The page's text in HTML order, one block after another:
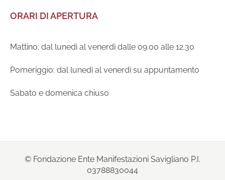
ORARI DI APERTURA
Mattino: dal lunedì al venerdì dalle 09.00 alle 12.30
Pomeriggio: dal lunedì al venerdì su appuntamento
Sabato e domenica chiuso
© Fondazione Ente Manifestazioni Savigliano P.I.
03788830044